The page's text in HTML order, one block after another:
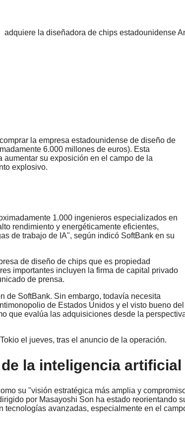
la empresa estadounidense de diseño de
6.000 millones de euros). Esta
su exposición en el campo de la
explosivo.
1.000 ingenieros especializados en
rendimiento y energéticamente eficientes,
de trabajo de IA", según indicó SoftBank en su
de diseño de chips que es propiedad
importantes incluyen la firma de capital privado
de prensa.
de SoftBank. Sin embargo, todavía necesita
de Estados Unidos y el visto bueno del
que evalúa las adquisiciones desde la
el jueves, tras el anuncio de la operación.
la inteligencia artificial
su "visión estratégica más amplia y
por Masayoshi Son ha estado reorientando
tecnologías avanzadas, especialmente en el